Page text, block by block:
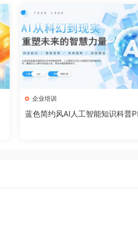
企业培训
蓝色简约风AI人工智能知识科普